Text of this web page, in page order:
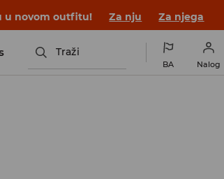
u novom outfitu! Za nju Za njega
Traži
BA Nalog